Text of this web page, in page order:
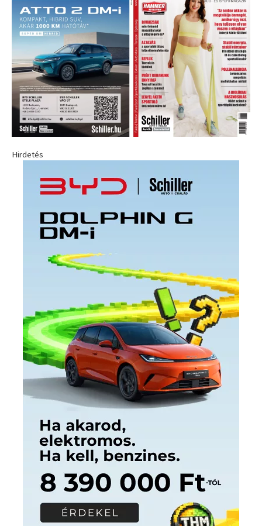
Hirdetés
Címkék
asztalitenisz (130)atlétika(144)autosport(123)
Babos Tímea
Bajnokok Ligája(168)Birkózás(143)Bécs (214) egészség
Európabajnokság(173)ferrari forma 1(1165)
(760) futás(305) Hosszú Katinka (186)hungaroring